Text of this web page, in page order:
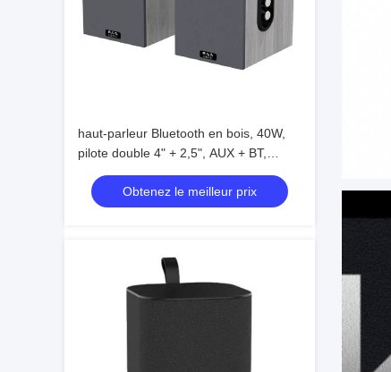
haut-parleur Bluetooth en bois, 40W,
pilote double 4" + 2,5", AUX + BT,
60Hz-18kHz, noir/blanc/brun
Obtenez le meilleur prix